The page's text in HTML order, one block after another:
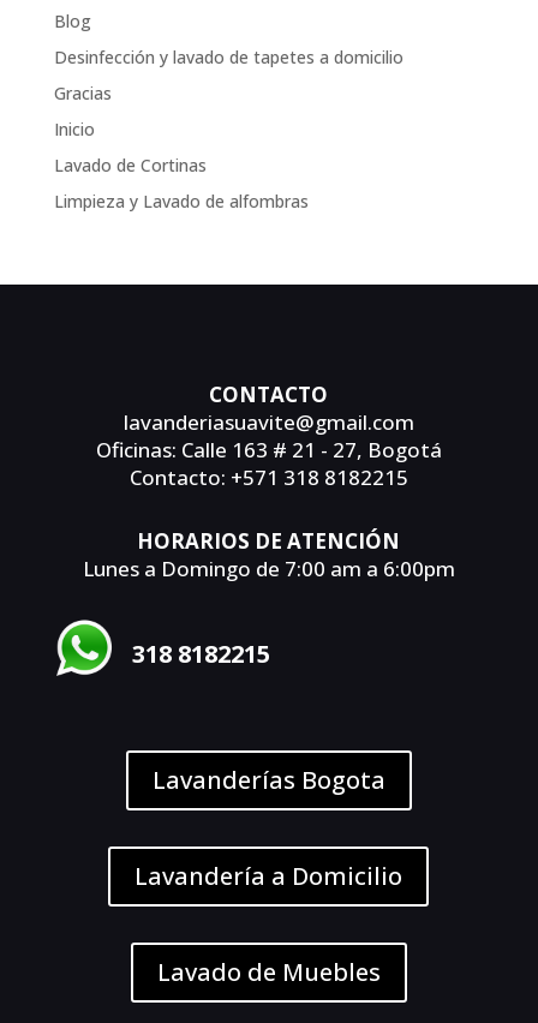
Blog
Desinfección y lavado de tapetes a domicilio
Gracias
Inicio
Lavado de Cortinas
Limpieza y Lavado de alfombras
CONTACTO
lavanderiasuavite@gmail.com
Oficinas: Calle 163 # 21 - 27, Bogotá
Contacto: +571 318 8182215
HORARIOS DE ATENCIÓN
Lunes a Domingo de 7:00 am a 6:00pm
318 8182215
Lavanderías Bogota
Lavandería a Domicilio
Lavado de Muebles